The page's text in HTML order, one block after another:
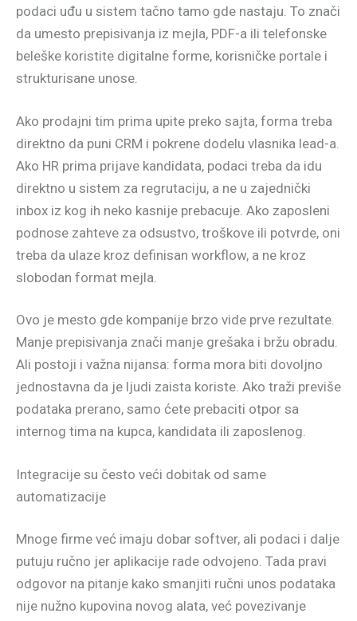
podaci uđu u sistem tačno tamo gde nastaju. To znači
da umesto prepisivanja iz mejla, PDF-a ili telefonske
beleške koristite digitalne forme, korisničke portale i
strukturisane unose.
Ako prodajni tim prima upite preko sajta, forma treba
direktno da puni CRM i pokrene dodelu vlasnika lead-a.
Ako HR prima prijave kandidata, podaci treba da idu
direktno u sistem za regrutaciju, a ne u zajednički
inbox iz kog ih neko kasnije prebacuje. Ako zaposleni
podnose zahteve za odsustvo, troškove ili potvrde, oni
treba da ulaze kroz definisan workflow, a ne kroz
slobodan format mejla.
Ovo je mesto gde kompanije brzo vide prve rezultate.
Manje prepisivanja znači manje grešaka i bržu obradu.
Ali postoji i važna nijansa: forma mora biti dovoljno
jednostavna da je ljudi zaista koriste. Ako traži previše
podataka prerano, samo ćete prebaciti otpor sa
internog tima na kupca, kandidata ili zaposlenog.
Integracije su često veći dobitak od same
automatizacije
Mnoge firme već imaju dobar softver, ali podaci i dalje
putuju ručno jer aplikacije rade odvojeno. Tada pravi
odgovor na pitanje kako smanjiti ručni unos podataka
nije nužno kupovina novog alata, već povezivanje